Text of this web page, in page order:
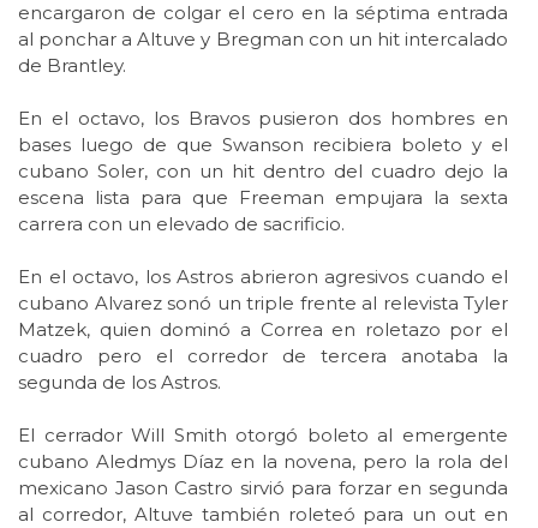
encargaron de colgar el cero en la séptima entrada
al ponchar a Altuve y Bregman con un hit intercalado
de Brantley.
En el octavo, los Bravos pusieron dos hombres en
bases luego de que Swanson recibiera boleto y el
cubano Soler, con un hit dentro del cuadro dejo la
escena lista para que Freeman empujara la sexta
carrera con un elevado de sacrificio.
En el octavo, los Astros abrieron agresivos cuando el
cubano Alvarez sonó un triple frente al relevista Tyler
Matzek, quien dominó a Correa en roletazo por el
cuadro pero el corredor de tercera anotaba la
segunda de los Astros.
El cerrador Will Smith otorgó boleto al emergente
cubano Aledmys Díaz en la novena, pero la rola del
mexicano Jason Castro sirvió para forzar en segunda
al corredor, Altuve también roleteó para un out en